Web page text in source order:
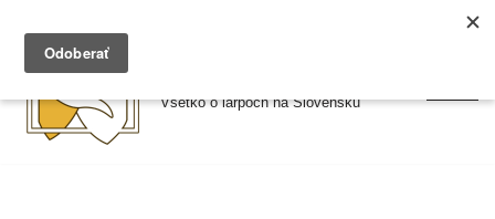
Preskočiť
Všetko o larpoch na Slovensku